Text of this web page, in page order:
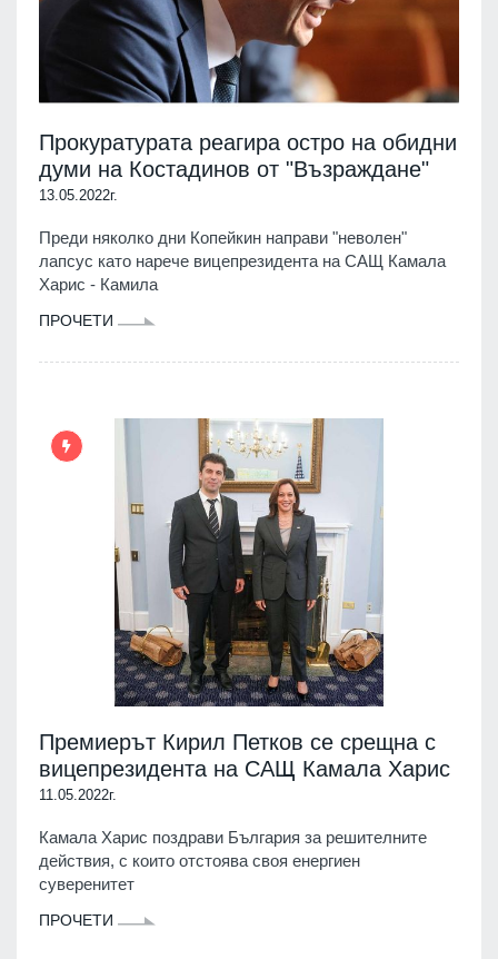
Прокуратурата реагира остро на обидни
думи на Костадинов от "Възраждане"
13.05.2022г.
Преди няколко дни Копейкин направи "неволен"
лапсус като нарече вицепрезидента на САЩ Камала
Харис - Камила
ПРОЧЕТИ
Премиерът Кирил Петков се срещна с
вицепрезидента на САЩ Камала Харис
11.05.2022г.
Камала Харис поздрави България за решителните
действия, с които отстоява своя енергиен
суверенитет
ПРОЧЕТИ